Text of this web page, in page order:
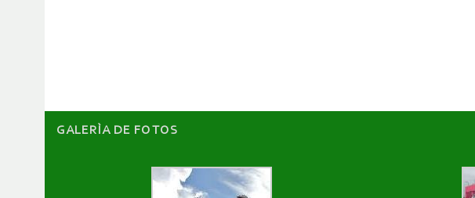
GALERÌA DE FOTOS